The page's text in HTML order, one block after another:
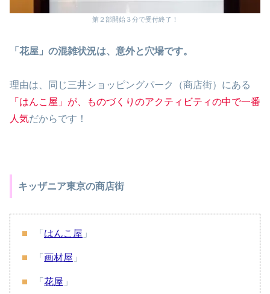
第２部開始３分で受付終了！
「花屋」の混雑状況は、意外と穴場です。
理由は、同じ三井ショッピングパーク（商店街）にある
「はんこ屋」が、ものづくりのアクティビティの中で一番
人気だからです！
キッザニア東京の商店街
「 はんこ屋 」
「 画材屋 」
「 花屋 」